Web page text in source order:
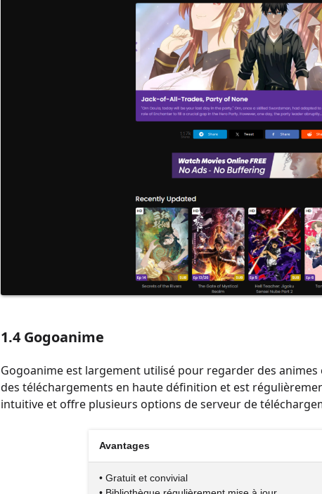
1.4 Gogoanime
Gogoanime est largement utilisé pour regarder des
des téléchargements en haute définition et est
intuitive et offre plusieurs options de serveur de
Avantages
• Gratuit et convivial